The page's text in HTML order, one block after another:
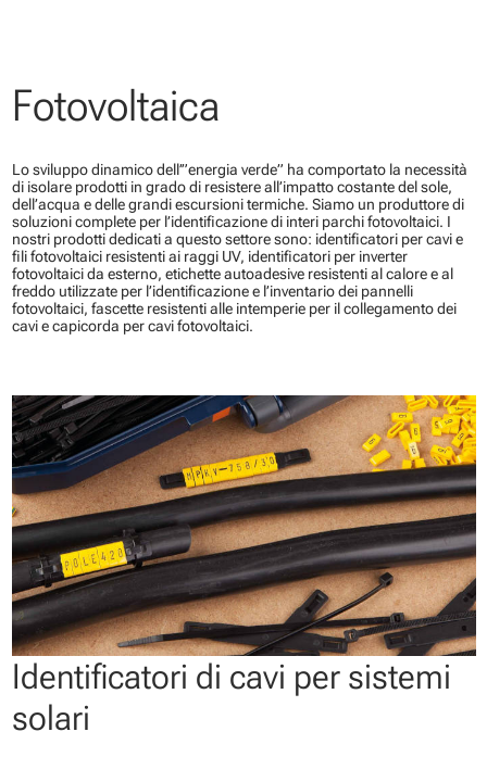
Fotovoltaica
Lo sviluppo dinamico dell’”energia verde” ha comportato la necessità
di isolare prodotti in grado di resistere all’impatto costante del sole,
dell’acqua e delle grandi escursioni termiche. Siamo un produttore di
soluzioni complete per l’identificazione di interi parchi fotovoltaici. I
nostri prodotti dedicati a questo settore sono: identificatori per cavi e
fili fotovoltaici resistenti ai raggi UV, identificatori per inverter
fotovoltaici da esterno, etichette autoadesive resistenti al calore e al
freddo utilizzate per l’identificazione e l’inventario dei pannelli
fotovoltaici, fascette resistenti alle intemperie per il collegamento dei
cavi e capicorda per cavi fotovoltaici.
Identificatori di cavi per sistemi
solari